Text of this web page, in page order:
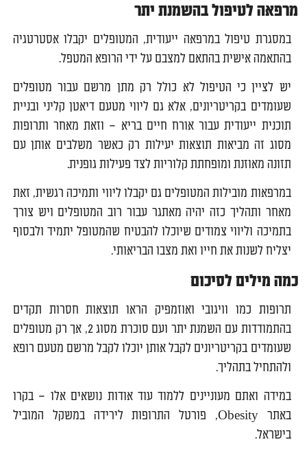
מרפאה לטיפול בהשמנת יתר
במסגרת טיפול במרפאה ייעודית, המטופלים יקבלו אסטרטגיה
בהתאמה אישית בהתאם למצבם על ידי הרופא המטפל.
יש לציין כי הטיפול לא כולל רק מתן מרשם עבור מטופלים
שעומדים בקריטריונים, אלא גם ליווי מטעם דיאטן קליני ובניית
תוכנית ייעודית עבור אורח חיים בריא – וזאת מאחר ותרופות
מסוג זה מביאות תוצאות יעילות רק כאשר משלבים אותן עם
תזונה מאוזנת ומופחתת קלוריות לצד פעילות גופנית.
במרפאות מובילות המטופלים גם יקבלו ליווי ותמיכה רגשית, זאת
מאחר ותהליך כזה יהיה מאתגר עבור רוב המטופלים ויש צורך
בתמיכה וליווי צמודים שיוכלו להבטיח שהמטופל יתמיד ולבסוף
יצליח לשנות את חייו ואת מצבו הבריאותי.
כמה מילים לסיכום
תרופות כמו וויגובי ואוזמפיק הראו תוצאות חסרות תקדים
בהתמודדות עם השמנת יתר ועם סוכרת מסוג 2, אך רק מטופלים
שעומדים בקריטריונים לקבל אותן יוכלו לקבל מרשם מטעם רופא
ולהתחיל בתהליך.
במידה ואתם מעוניינים ללמוד עוד אודות נושאים אלו – בקרו
באתר Obesity, פורטל התרופות לירידה במשקל המוביל
בישראל.